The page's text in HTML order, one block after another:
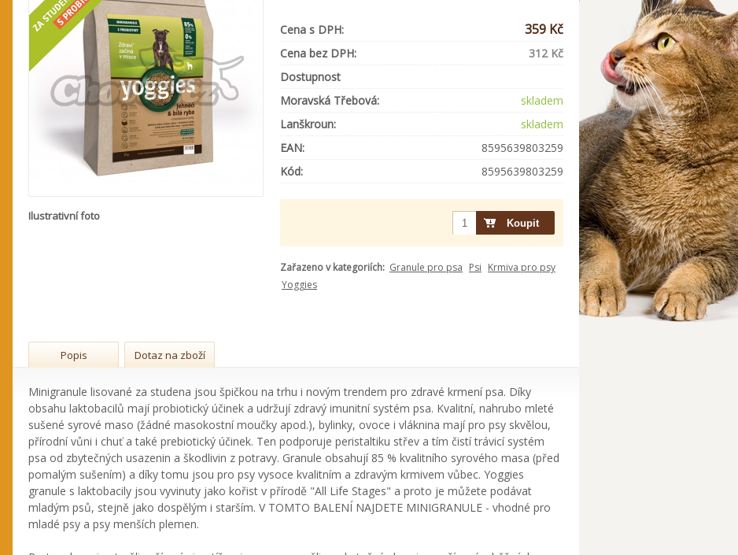
Ilustrativní foto
Cena s DPH: 359 Kč
Cena bez DPH:
312 Kč
Dostupnost
Moravská Třebová:
skladem
Lanškroun:
skladem
EAN:
8595639803259
Kód:
8595639803259
Zařazeno v kategoriích: Granule pro psa Psi Krmiva pro psy
Yoggies
Popis Dotaz na zboží
Minigranule lisované za studena jsou špičkou na trhu i novým trendem pro zdravé krmení psa. Díky
obsahu laktobacilů mají probiotický účinek a udržují zdravý imunitní systém psa. Kvalitní, nahrubo mleté
sušené syrové maso (žádné masokostní moučky apod.), bylinky, ovoce i vláknina mají pro psy skvělou,
přírodní vůni i chuť a také prebiotický účinek. Ten podporuje peristaltiku střev a tím čistí trávicí systém
psa od zbytečných usazenin a škodlivin z potravy. Granule obsahují 85 % kvalitního syrového masa (před
pomalým sušením) a díky tomu jsou pro psy vysoce kvalitním a zdravým krmivem vůbec. Yoggies
granule s laktobacily jsou vyvinuty jako kořist v přírodě "All Life Stages" a proto je můžete podávat
mladým psů, stejně jako dospělým i starším. V TOMTO BALENÍ NAJDETE MINIGRANULE - vhodné pro
mladé psy a psy menších plemen.